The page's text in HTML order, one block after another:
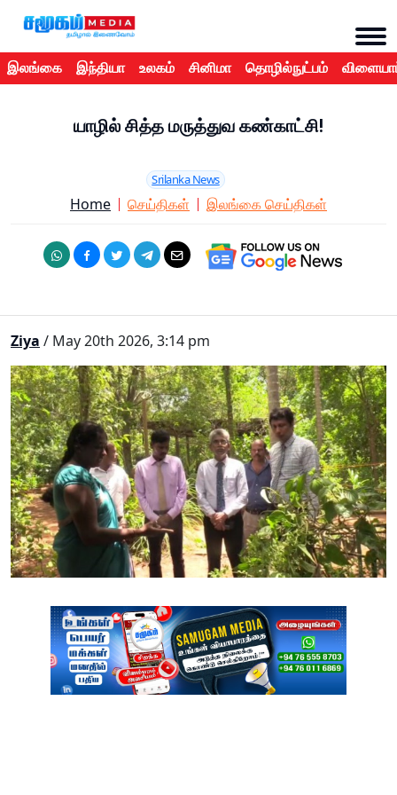
இலங்கை இந்தியா உலகம் சினிமா தொழில்நுட்பம்
யாழில் சித்த மருத்துவ கண்காட்சி!
Srilanka News
Home செய்திகள் இலங்கை செய்திகள்
Ziya / May 20th 2026, 3:14 pm